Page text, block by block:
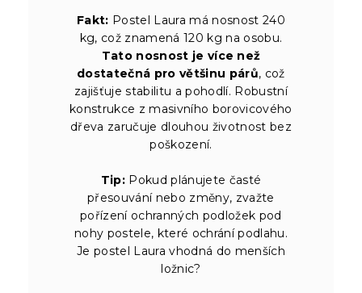
Fakt: Postel Laura má nosnost 240
kg, což znamená 120 kg na osobu.
Tato nosnost je více než
dostatečná pro většinu párů, což
zajišťuje stabilitu a pohodlí. Robustní
konstrukce z masivního borovicového
dřeva zaručuje dlouhou životnost bez
poškození.
Tip: Pokud plánujete časté
přesouvání nebo změny, zvažte
pořízení ochranných podložek pod
nohy postele, které ochrání podlahu.
Je postel Laura vhodná do menších
ložnic?